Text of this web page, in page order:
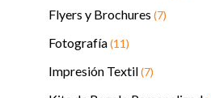
Flyers y Brochures (7)
Fotografía(11)
Impresión Textil(7)